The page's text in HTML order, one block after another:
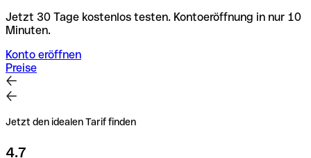
Jetzt 30 Tage kostenlos testen. Kontoeröffnung in nur 10
Minuten.
Konto eröffnen
Preise
Jetzt den idealen Tarif finden
4.7